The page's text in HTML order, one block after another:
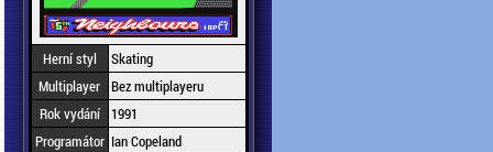
Herní styl
Skating
Multiplayer Bez multiplayeru
Rok vydání
1991
Programátor Ian Copeland